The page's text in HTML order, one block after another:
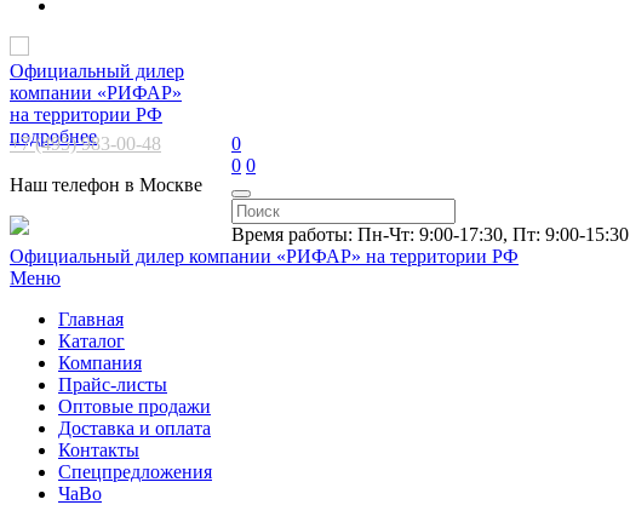
Официальный дилер
компании «РИФАР»
на территории РФ
подробнее
+7 (495) 983-00-48
Наш телефон в Москве
0
0 0
Время работы: Пн-Чт: 9:00-17:30, Пт: 9:00-15:30
Официальный дилер компании «РИФАР» на территории РФ
Меню
Главная
Каталог
Компания
Прайс-листы
Оптовые продажи
Доставка и оплата
Контакты
Спецпредложения
ЧаВо